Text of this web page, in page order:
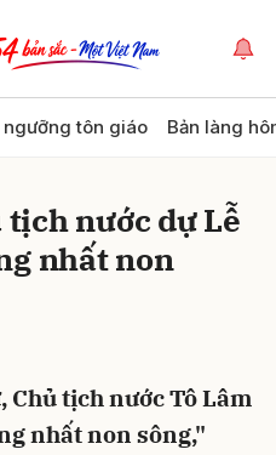
ngưỡng tôn giáo Bản làng
nước dự Lễ
nhất non
Chủ tịch nước Tô Lâm
nhất non sông,"